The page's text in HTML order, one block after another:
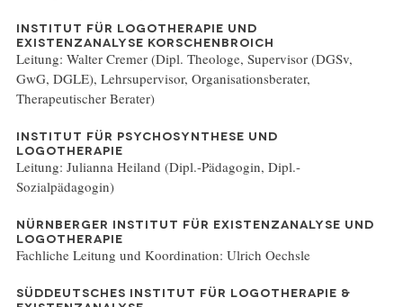
INSTITUT FÜR LOGOTHERAPIE UND
EXISTENZANALYSE KORSCHENBROICH
Leitung: Walter Cremer (Dipl. Theologe, Supervisor (DGSv,
GwG, DGLE), Lehrsupervisor, Organisationsberater,
Therapeutischer Berater)
INSTITUT FÜR PSYCHOSYNTHESE UND
LOGOTHERAPIE
Leitung: Julianna Heiland (Dipl.-Pädagogin, Dipl.-
Sozialpädagogin)
NÜRNBERGER INSTITUT FÜR EXISTENZANALYSE UND
LOGOTHERAPIE
Fachliche Leitung und Koordination: Ulrich Oechsle
SÜDDEUTSCHES INSTITUT FÜR LOGOTHERAPIE &